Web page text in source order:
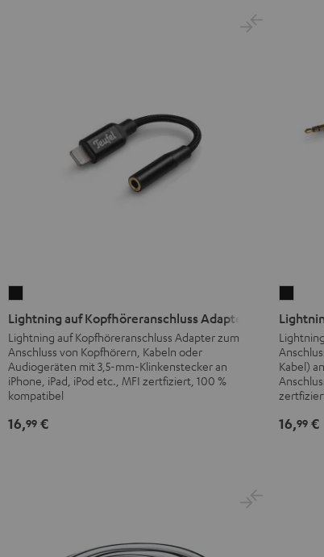
auf
Kopfhöreranschluss
Adapter
Schwarz
Lightning auf Kopfhöreranschluss Adapter
Lightning auf Kopfhöreranschluss Adapter zum
Anschluss von Kopfhörern, Kabeln oder
Audiogeräten mit 3,5-mm-Klinkenstecker an
iPhone, iPad, iPod etc., MFI zertfiziert, 100 %
kompatibel
16,99 €
auf
Kabel
Kabel)
16,99 €